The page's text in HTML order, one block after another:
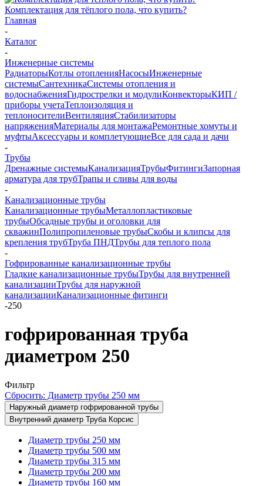
Комплектация для тёплого пола, что купить?
Главная
-
Каталог
-
Инженерные системы
РадиаторыКотлы отопленияНасосыИнженерные
системыСантехникаСистемы отопления и
водоснабженияГидрострелки и модулиКонвекторыКИП /
приборы учетаТеплоизоляция и
теплоносителиВентиляцияСтабилизаторы
напряженияМатериалы для монтажаРемонтные хомуты и
муфтыАксессуары и комплетующиеВсе для сада и дачи
-
Трубы
Дренажные системыКанализацияТрубыФитингиЗапорная
арматура для трубТрапы и сливы для воды
-
Канализационные трубы
Канализационные трубыМеталлопластиковые
трубыОбсадные трубы и оголовки для
скважинПолипропиленовые трубыСкобы и клипсы для
крепления трубТруба ПНДТрубы для теплого пола
-
Гофрированные канализационные трубы
Гладкие канализационные трубыТрубы для внутренней
канализацииТрубы для наружной
канализацииКанализационные фитинги
-250
гофрированная труба
диаметром 250
Фильтр
Сбросить: Диаметр трубы 250 мм
Наружный диаметр гофрированной трубы
Внутренний диаметр Труба Корсис
Диаметр трубы 250 мм
Диаметр трубы 500 мм
Диаметр трубы 315 мм
Диаметр трубы 200 мм
Диаметр трубы 160 мм